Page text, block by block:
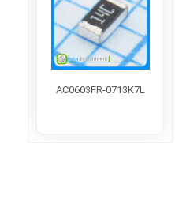
AC0603FR-0713K7L